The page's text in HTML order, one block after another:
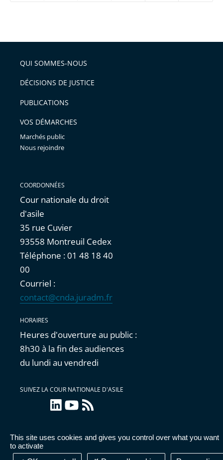
This site uses cookies and gives you control over what you want
to activate
arriver
après
l'article
pour
avant
QUI SOMMES-NOUS
DÉCISIONS DE JUSTICE
PUBLICATIONS
VOS DÉMARCHES
Marchés public
Nous rejoindre
COORDONNÉES
Cour nationale du droit
d'asile
35 rue Cuvier
93558 Montreuil Cedex
Téléphone : 01 48 18 40
00
Courriel :
contact@cnda.juradm.fr
HORAIRES
Heures d'ouverture au public :
8h30 à la fin des audiences
du lundi au vendredi
SUIVEZ LA COUR NATIONALE D'ASILE
linkedinyoutube
Flux
RSS
Accessibilité : partiellement conforme
légales
Cookies Données personnelles